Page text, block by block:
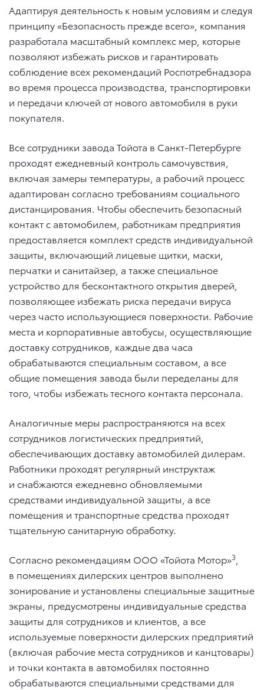
Адаптируя деятельность к новым условиям и следуя
принципу «Безопасность прежде всего», компания
разработала масштабный комплекс мер, которые
позволяют избежать рисков и гарантировать
соблюдение всех рекомендаций Роспотребнадзора
во время процесса производства, транспортировки
и передачи ключей от нового автомобиля в руки
покупателя.
Все сотрудники завода Тойота в Санкт-Петербурге
проходят ежедневный контроль самочувствия,
включая замеры температуры, а рабочий процесс
адаптирован согласно требованиям социального
дистанцирования. Чтобы обеспечить безопасный
контакт с автомобилем, работникам предприятия
предоставляется комплект средств индивидуальной
защиты, включающий лицевые щитки, маски,
перчатки и санитайзер, а также специальное
устройство для бесконтактного открытия дверей,
позволяющее избежать риска передачи вируса
через часто использующиеся поверхности. Рабочие
места и корпоративные автобусы, осуществляющие
доставку сотрудников, каждые два часа
обрабатываются специальным составом, а все
общие помещения завода были переделаны для
того, чтобы избежать тесного контакта персонала.
Аналогичные меры распространяются на всех
сотрудников логистических предприятий,
обеспечивающих доставку автомобилей дилерам.
Работники проходят регулярный инструктаж
и снабжаются ежедневно обновляемыми
средствами индивидуальной защиты, а все
помещения и транспортные средства проходят
тщательную санитарную обработку.
Согласно рекомендациям ООО «Тойота Мотор»3
в помещениях дилерских центров выполнено
зонирование и установлены специальные защитные
экраны, предусмотрены индивидуальные средства
защиты для сотрудников и клиентов, а все
используемые поверхности дилерских предприятий
(включая рабочие места сотрудников и канцтовары)
и точки контакта в автомобилях постоянно
обрабатываются специальными средствами для